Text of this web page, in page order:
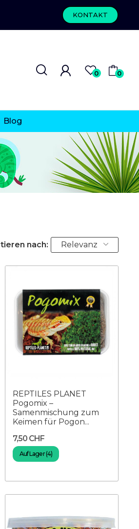
KONTAKT
0 0
Blog
nach: Relevanz
REPTILES PLANET
Pogomix –
Samenmischung zum
Keimen für Pogon...
7,50 CHF
Auf Lager (4)